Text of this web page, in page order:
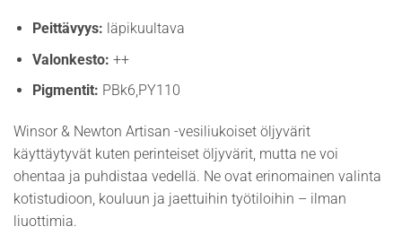
Peittävyys: läpikuultava
Valonkesto: ++
Pigmentit: PBk6,PY110
Winsor & Newton Artisan -vesiliukoiset öljyvärit
käyttäytyvät kuten perinteiset öljyvärit, mutta ne voi
ohentaa ja puhdistaa vedellä. Ne ovat erinomainen valinta
kotistudioon, kouluun ja jaettuihin työtiloihin – ilman
liuottimia.